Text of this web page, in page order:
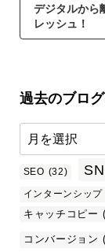
デジタルから
レッシュ！
過去のブロ
SEO (32)
インターンシップ
キャッチコピー
コンバージョン